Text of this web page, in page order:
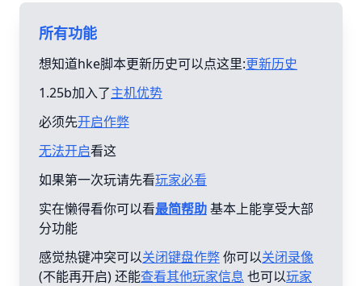
所有功能
想知道hke脚本更新历史可以点这里:更新历史
1.25b加入了主机优势
必须先开启作弊
无法开启看这
如果第一次玩请先看玩家必看
实在懒得看你可以看最简帮助基本上能享受大部
分功能
感觉热键冲突可以关闭键盘作弊你可以关闭录像
(不能再开启) 还能查看其他玩家信息 也可以玩家